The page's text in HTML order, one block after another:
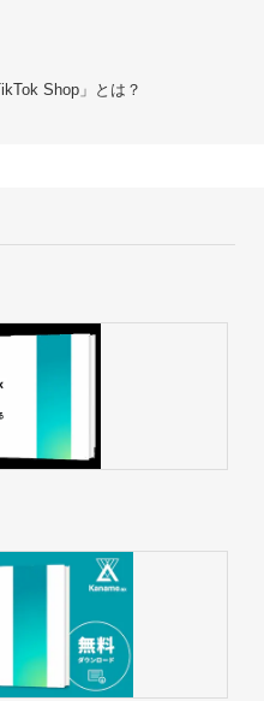
Shop」とは？